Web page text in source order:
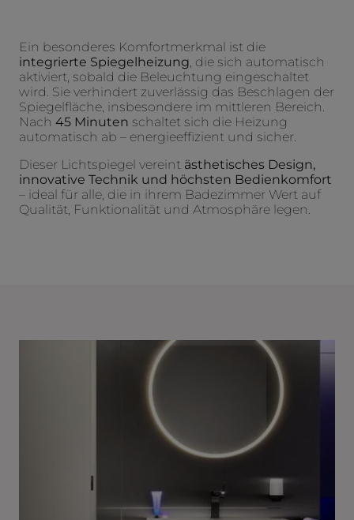
Ein besonderes Komfortmerkmal ist die
integrierte Spiegelheizung, die sich automatisch
aktiviert, sobald die Beleuchtung eingeschaltet
wird. Sie verhindert zuverlässig das Beschlagen der
Spiegelfläche, insbesondere im mittleren Bereich.
Nach 45 Minuten schaltet sich die Heizung
automatisch ab – energieeffizient und sicher.
Dieser Lichtspiegel vereint ästhetisches Design,
innovative Technik und höchsten Bedienkomfort
– ideal für alle, die in ihrem Badezimmer Wert auf
Qualität, Funktionalität und Atmosphäre legen.